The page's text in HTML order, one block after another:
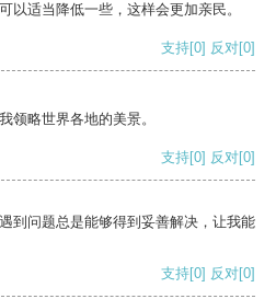
以适当降低一些，这样会更加亲民。
支持[0] 反对[0]
领略世界各地的美景。
支持[0] 反对[0]
到问题总是能够得到妥善解决，让我能
支持[0] 反对[0]